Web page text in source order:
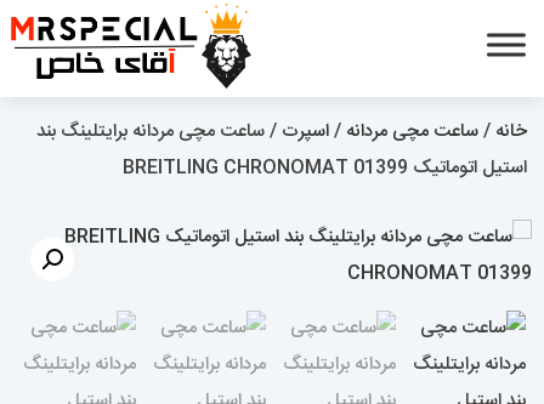
خانه /ساعت مچی مردانه /اسپرت / ساعت مچی مردانه برایتلینگ بند
استیل اتوماتیک BREITLING CHRONOMAT 01399